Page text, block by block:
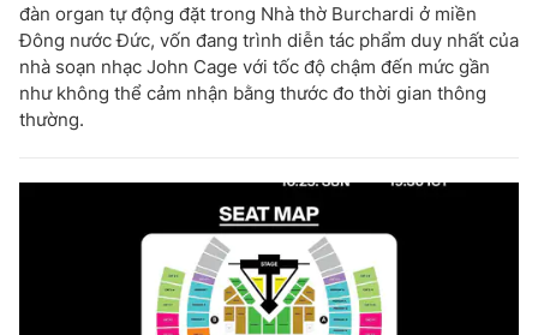
đàn organ tự động đặt trong Nhà thờ Burchardi ở miền
Đông nước Đức, vốn đang trình diễn tác phẩm duy nhất của
nhà soạn nhạc John Cage với tốc độ chậm đến mức gần
như không thể cảm nhận bằng thước đo thời gian thông
thường.